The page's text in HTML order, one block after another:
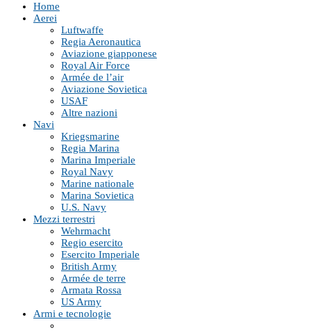
Home
Aerei
Luftwaffe
Regia Aeronautica
Aviazione giapponese
Royal Air Force
Armée de l’air
Aviazione Sovietica
USAF
Altre nazioni
Navi
Kriegsmarine
Regia Marina
Marina Imperiale
Royal Navy
Marine nationale
Marina Sovietica
U.S. Navy
Mezzi terrestri
Wehrmacht
Regio esercito
Esercito Imperiale
British Army
Armée de terre
Armata Rossa
US Army
Armi e tecnologie